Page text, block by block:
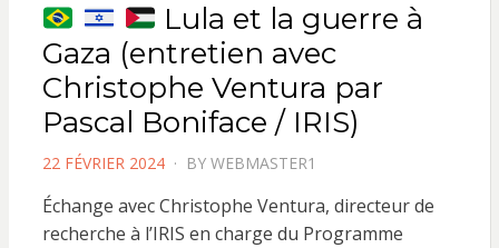
Lula et la guerre à
Gaza (entretien avec
Christophe Ventura par
Pascal Boniface / IRIS)
POSTED
22 FÉVRIER 2024 BY WEBMASTER1
Échange avec Christophe Ventura, directeur de
recherche à l’IRIS en charge du Programme